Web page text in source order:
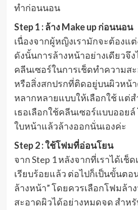
ทำก่อนนอน
Step 1 : ล้าง Make up ก่อนนอน
เนื่องจากผู้หญิงเรามักจะต้องแ
ดังนั้นการล้างหน้าอย่างเดียวจึ
คลีนเซอร์ในการเช็ดทำความส
หรือสิ่งสกปรกที่ติดอยู่บนผิวหน้
หลากหลายแบบให้เลือกใช้ แต่
เธอเลือกใช้คลีนเซอร์แบบออยล์
ใบหน้าแล้วล้างออกนั่นเองค่ะ
Step 2 : ใช้โฟมที่อ่อนโยน
จาก Step 1 หลังจากที่เราได้เช็
เรียบร้อยแล้ว ต่อไปก็เป็นขั้นต
ล้างหน้า” โดยควรเลือกโฟมล้
สะอาดผิวได้อย่างหมดจด สำห